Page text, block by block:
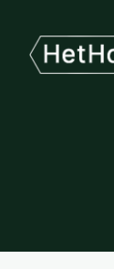
inhoud